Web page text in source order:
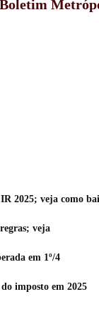
2025; veja como
veja
em 1º/4
imposto em 2025